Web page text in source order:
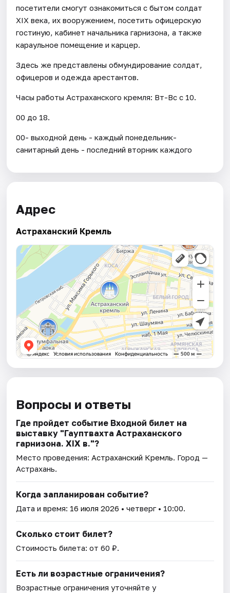
посетители смогут ознакомиться с бытом солдат
XIX века, их вооружением, посетить офицерскую
гостиную, кабинет начальника гарнизона, а также
караульное помещение и карцер.
Здесь же представлены обмундирование солдат,
офицеров и одежда арестантов.
Часы работы Астраханского кремля: Вт-Вс с 10.
00 до 18.
00- выходной день - каждый понедельник-
санитарный день - последний вторник каждого
Адрес
Астраханский Кремль
Вопросы и ответы
Где пройдет событие Входной билет на
выставку "Гауптвахта Астраханского
гарнизона. XIX в."?
Место проведения:Астраханский Кремль. Город —
Астрахань.
Когда запланирован событие?
Дата и время: 16 июля 2026 • четверг • 10:00.
Сколько стоит билет?
Стоимость билета: от 60 ₽.
Есть ли возрастные ограничения?
Возрастные ограничения уточняйте у